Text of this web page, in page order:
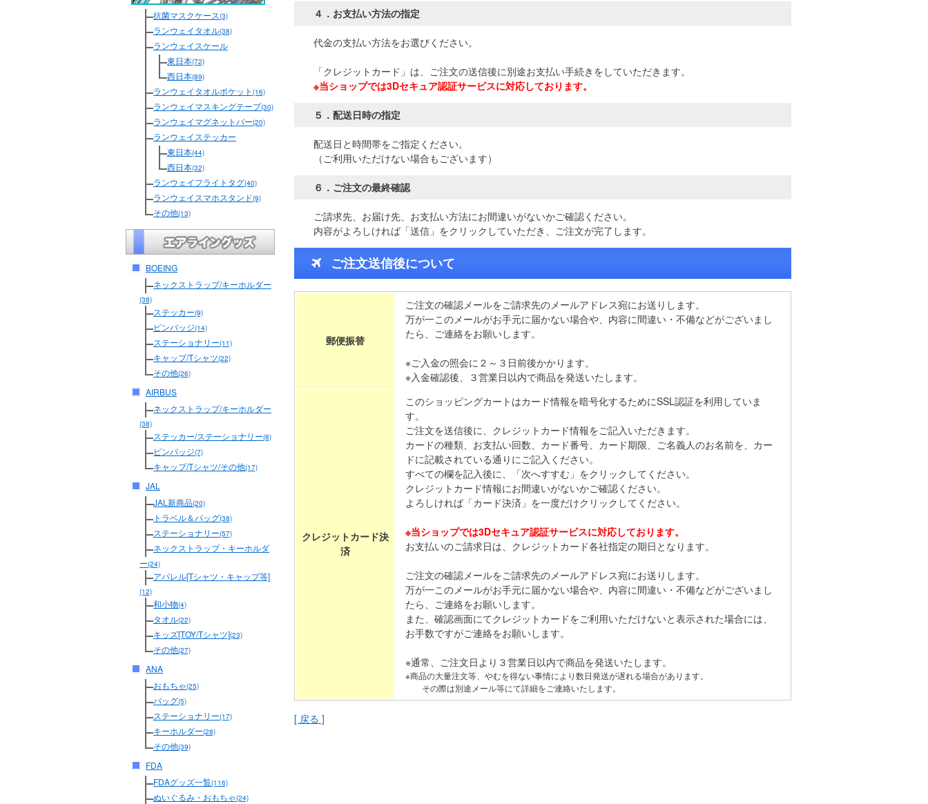
抗菌マスクケース(3)
ランウェイタオル(38)
ランウェイスケール
東日本(72)
西日本(89)
ランウェイタオルポケット (16)
ランウェイマスキングテープ(30)
ランウェイマグネットバー(20)
ランウェイステッカー
東日本(44)
西日本(32)
ランウェイフライトタグ(40)
ランウェイスマホスタンド(9)
その他(13)
BOEING
ネックストラップ/キーホルダー
(38)
ステッカー(9)
ピンバッジ(14)
ステーショナリー(11)
キャップ/Tシャツ(22)
その他(26)
AIRBUS
ネックストラップ/キーホルダー
(38)
ステッカー/ステーショナリー(8)
ピンバッジ(7)
キャップ/Tシャツ/その他(17)
JAL
JAL新商品(20)
トラベル＆バッグ(38)
ステーショナリー(57)
ネックストラップ・キーホルダ
ー(24)
アパレル[Tシャツ・キャップ等]
(12)
和小物(4)
タオル(22)
キッズ[TOY/Tシャツ](23)
その他(27)
ANA
おもちゃ(25)
バッグ(5)
ステーショナリー(17)
キーホルダー(28)
その他(39)
FDA
FDAグッズ一覧(116)
ぬいぐるみ・おもちゃ(24)
４．お支払い方法の指定
代金の支払い方法をお選びください。
「クレジットカード」は、ご注文の送信後に別途お支払い手続きをしていただきます。
※当ショップでは3Dセキュア認証サービスに対応しております。
５．配送日時の指定
配送日と時間帯をご指定ください。
（ご利用いただけない場合もございます）
６．ご注文の最終確認
ご請求先、お届け先、お支払い方法にお間違いがないかご確認ください。
内容がよろしければ「送信」をクリックしていただき、ご注文が完了します。
ご注文送信後について
郵便振替
ご注文の確認メールをご請求先のメールアドレス宛にお送りします。
万が一このメールがお手元に届かない場合や、内容に間違い・不備などがございまし
たら、ご連絡をお願いします。
※ご入金の照会に２～３日前後かかります。
※入金確認後、３営業日以内で商品を発送いたします。
クレジットカード決
済
このショッピングカートはカード情報を暗号化するためにSSL認証を利用していま
す。
ご注文を送信後に、クレジットカード情報をご記入いただきます。
カードの種類、お支払い回数、カード番号、カード期限、ご名義人のお名前を、カー
ドに記載されている通りにご記入ください。
すべての欄を記入後に、「次へすすむ」をクリックしてください。
クレジットカード情報にお間違いがないかご確認ください。
よろしければ「カード決済」を一度だけクリックしてください。
※当ショップでは3Dセキュア認証サービスに対応しております。
お支払いのご請求日は、クレジットカード各社指定の期日となります。
ご注文の確認メールをご請求先のメールアドレス宛にお送りします。
万が一このメールがお手元に届かない場合や、内容に間違い・不備などがございまし
たら、ご連絡をお願いします。
また、確認画面にてクレジットカードをご利用いただけないと表示された場合には、
お手数ですがご連絡をお願いします。
※通常、ご注文日より３営業日以内で商品を発送いたします。
※商品の大量注文等、やむを得ない事情により数日発送が遅れる場合があります。
その際は別途メール等にて詳細をご連絡いたします。
[ 戻る ]